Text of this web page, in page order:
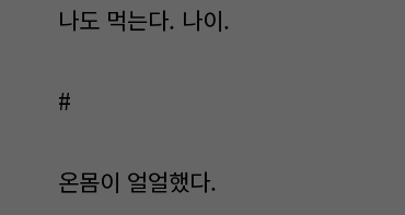
나도 먹는다. 나이.
#
온몸이 얼얼했다.